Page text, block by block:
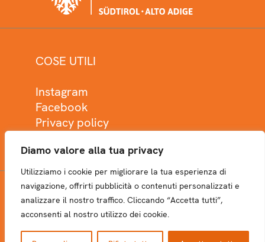
Diamo valore alla tua privacy
Utilizziamo i cookie per migliorare la tua esperienza di
navigazione, offrirti pubblicità o contenuti personalizzati e
analizzare il nostro traffico. Cliccando “Accetta tutti”,
acconsenti al nostro utilizzo dei cookie.
COSE UTILI
Instagram
Facebook
Privacy policy
NEWSLETTER